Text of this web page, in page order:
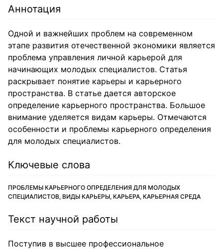
Аннотация
Одной и важнейших проблем на современном
этапе развития отечественной экономики является
проблема управления личной карьерой для
начинающих молодых специалистов. Статья
раскрывает понятие карьеры и карьерного
пространства. В статье дается авторское
определение карьерного пространства. Большое
внимание уделяется видам карьеры. Отмечаются
особенности и проблемы карьерного определения
для молодых специалистов.
Ключевые слова
ПРОБЛЕМЫ КАРЬЕРНОГО ОПРЕДЕЛЕНИЯ ДЛЯ МОЛОДЫХ
СПЕЦИАЛИСТОВ, ВИДЫ КАРЬЕРЫ, КАРЬЕРА, КАРЬЕРНАЯ СРЕДА
Текст научной работы
Поступив в высшее профессиональное